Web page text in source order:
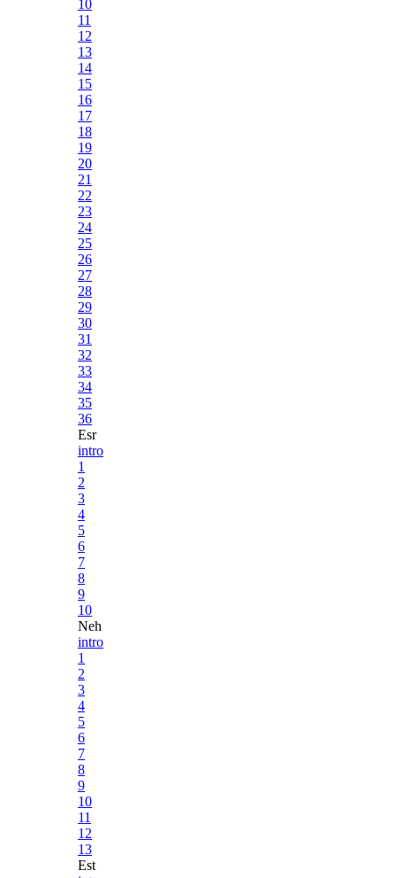
10
11
12
13
14
15
16
17
18
19
20
21
22
23
24
25
26
27
28
29
30
31
32
33
34
35
36
Esr
intro
1
2
3
4
5
6
7
8
9
10
Neh
intro
1
2
3
4
5
6
7
8
9
10
11
12
13
Est